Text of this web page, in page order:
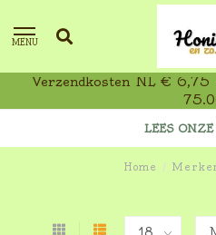
MENU
Verzendkosten NL € 6,75
LEES
Home /